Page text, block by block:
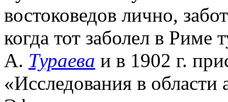
востоковедов лично,
когда тот заболел в Риме
А. Тураева и в 1902 г.
«Исследования в области